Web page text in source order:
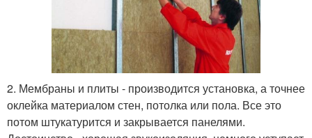
2. Мембраны и плиты - производится установка, а точнее
оклейка материалом стен, потолка или пола. Все это
потом штукатурится и закрывается панелями.